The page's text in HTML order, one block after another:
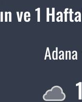
ve 1
Adana